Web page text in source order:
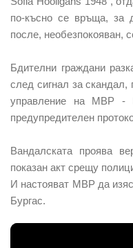
по-късно се връща, за
после, необезпокояван,
Бдителни граждани
след сигнал за скандал,
управление на МВР -
предупредителен
Вандалската проява
показан акт срещу
И настояват МВР да
Бургас.